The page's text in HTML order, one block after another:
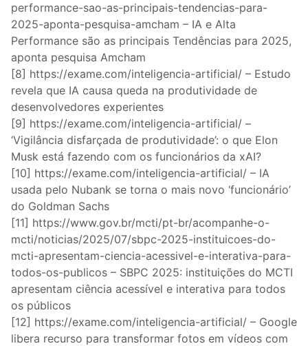
performance-sao-as-principais-tendencias-para-
2025-aponta-pesquisa-amcham – IA e Alta
Performance são as principais Tendências para 2025,
aponta pesquisa Amcham
[8] https://exame.com/inteligencia-artificial/ – Estudo
revela que IA causa queda na produtividade de
desenvolvedores experientes
[9] https://exame.com/inteligencia-artificial/ –
‘Vigilância disfarçada de produtividade’: o que Elon
Musk está fazendo com os funcionários da xAI?
[10] https://exame.com/inteligencia-artificial/ – IA
usada pelo Nubank se torna o mais novo ‘funcionário’
do Goldman Sachs
[11] https://www.gov.br/mcti/pt-br/acompanhe-o-
mcti/noticias/2025/07/sbpc-2025-instituicoes-do-
mcti-apresentam-ciencia-acessivel-e-interativa-para-
todos-os-publicos – SBPC 2025: instituições do MCTI
apresentam ciência acessível e interativa para todos
os públicos
[12] https://exame.com/inteligencia-artificial/ – Google
libera recurso para transformar fotos em vídeos com